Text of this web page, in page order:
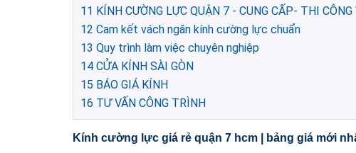
11 KÍNH CƯỜNG LỰC QUẬN 7 - CUNG CẤP- THI
12 Cam kết vách ngăn kính cường lực chuẩn
13 Quy trình làm việc chuyên nghiệp
14 CỬA KÍNH SÀI GÒN
15 BÁO GIÁ KÍNH
16 TƯ VẤN CÔNG TRÌNH
Kính cường lực giá rẻ quận 7 hcm | bảng giá mới